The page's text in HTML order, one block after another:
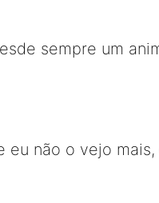
sempre um
eu não o vejo